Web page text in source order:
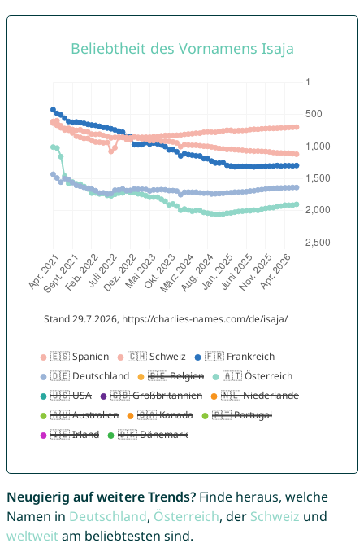
Neugierig auf weitere Trends?Finde heraus, welche
Namen in Deutschland, Österreich, der Schweiz und
weltweitam beliebtesten sind.